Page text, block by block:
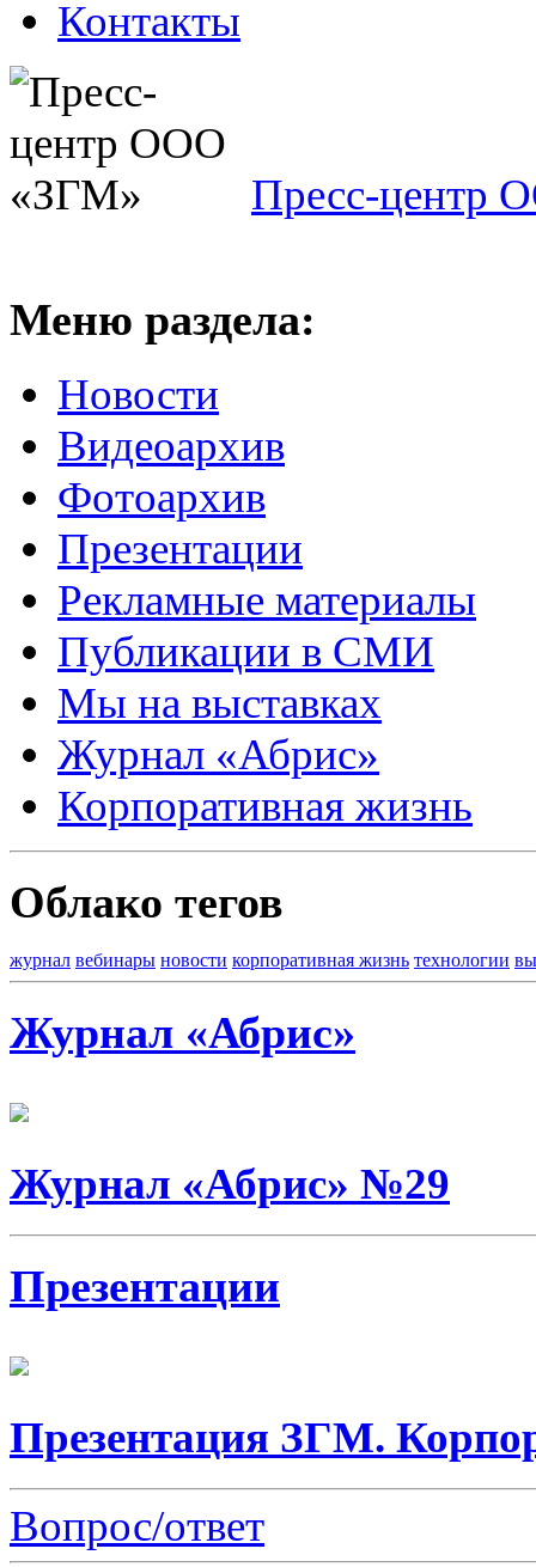
Контакты
Пресс-центр
Меню раздела:
Новости
Видеоархив
Фотоархив
Презентации
Рекламные материалы
Публикации в СМИ
Мы на выставках
Журнал «Абрис»
Корпоративная жизнь
Облако тегов
журнал вебинары новости корпоративная жизнь технологии
Журнал «Абрис»
Журнал «Абрис» №29
Презентации
Презентация ЗГМ.
Вопрос/ответ